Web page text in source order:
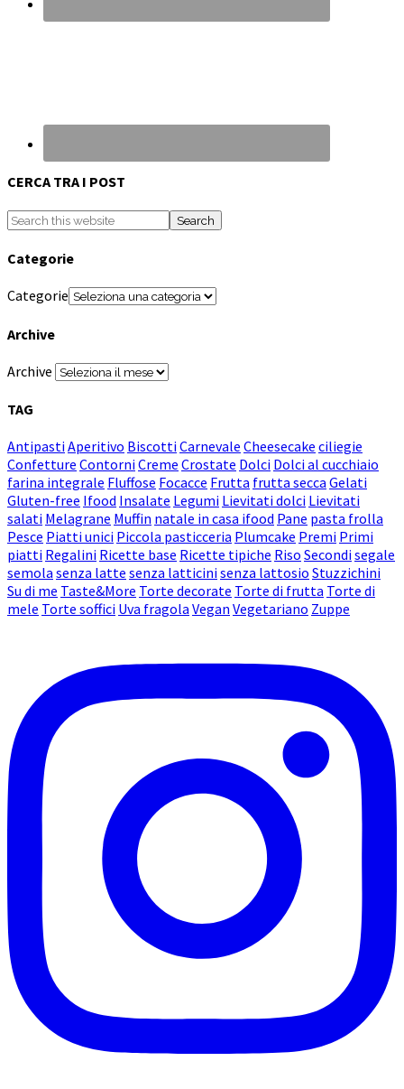
CERCA TRA I POST
Categorie
Categorie
Archive
Archive
TAG
AntipastiAperitivo BiscottiCarnevale Cheesecake ciliegie
Confetture ContorniCreme Crostate Dolci Dolci al cucchiaio
farina integrale Fluffose Focacce Frutta frutta secca Gelati
Gluten-free Ifood Insalate Legumi Lievitati dolci Lievitati
salati Melagrane Muffin natale in casa ifood Pane pasta frolla
Pesce Piatti unici Piccola pasticceria Plumcake Premi Primi
piatti Regalini Ricette base Ricette tipiche Riso Secondisegale
semola senza latte senza latticinisenza lattosio Stuzzichini
Su di me Taste&More Torte decorate Torte di frutta Torte di
mele Torte soffici Uva fragola Vegan Vegetariano Zuppe